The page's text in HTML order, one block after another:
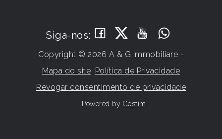
Siga-nos:
Copyright © 2026 A & G Immobiliare -
Mapa do site Política de Privacidade
Revogar consentimento de privacidade
- Powered by Gestim